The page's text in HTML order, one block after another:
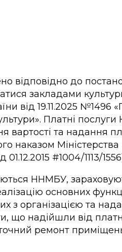
до
закладами
від 19.11.2025
Платні
вартості та надання
наказом Міністерства
#1004/1113/
ННМБУ,
основних
з організацією та
що надійшли від
ремонт